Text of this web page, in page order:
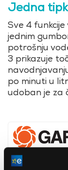
Husqvarna
www.gardena.com/
Jedna
Sve 4
jednim
potrošnju
3 prikazuje
po minuti u
udoban je za